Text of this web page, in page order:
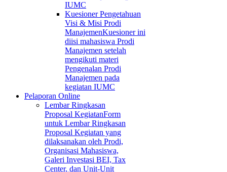
IUMC
Kuesioner Pengetahuan
Visi & Misi Prodi
ManajemenKuesioner ini
diisi mahasiswa Prodi
Manajemen setelah
mengikuti materi
Pengenalan Prodi
Manajemen pada
kegiatan IUMC
Pelaporan Online
Lembar Ringkasan
Proposal KegiatanForm
untuk Lembar Ringkasan
Proposal Kegiatan yang
dilaksanakan oleh Prodi,
Organisasi Mahasiswa,
Galeri Investasi BEI, Tax
Center, dan Unit-Unit